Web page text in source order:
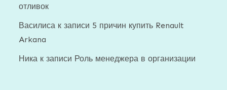
отливок
Василиса к записи 5 причин купить Renault
Arkana
Ника к записи Роль менеджера в организации